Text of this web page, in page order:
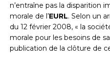
n’entraîne pas la disparition
morale de l’EURL. Selon un
du 12 février 2008, « la
morale pour les besoins de
publication de la clôture de